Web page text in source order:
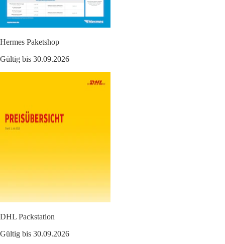
Hermes Paketshop
Gültig bis 30.09.2026
DHL Packstation
Gültig bis 30.09.2026